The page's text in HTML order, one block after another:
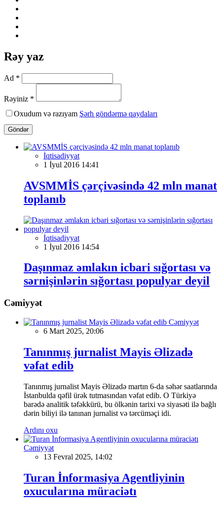
Rəy yaz
Ad *
Rəyiniz *
Oxudum və razıyam Şərh göndərmə qaydaları
Göndər
İqtisadiyyat
1 İyul 2016 14:41
AVSMMİS çərçivəsində 42 mln manat
toplanıb
İqtisadiyyat
1 İyul 2016 14:54
Daşınmaz əmlakın icbari sığortası və
sərnişinlərin sığortası populyar deyil
Cəmiyyət
Cəmiyyət
6 Mart 2025, 20:06
Tanınmış jurnalist Mayis Əlizadə
vəfat edib
Tanınmış jurnalist Mayis Əlizadə martın 6-da səhər saatlarında
İstanbulda qəfil ürək tutmasından vəfat edib. O Türkiyə
barədə analitik təfəkkürü, bu ölkənin tarixi və siyasəti ilə bağlı
dərin biliyi ilə tanınan jurnalist və tərcüməçi idi.
Ardını oxu
Cəmiyyət
13 Fevral 2025, 14:02
Turan İnformasiya Agentliyinin
oxucularına müraciətı